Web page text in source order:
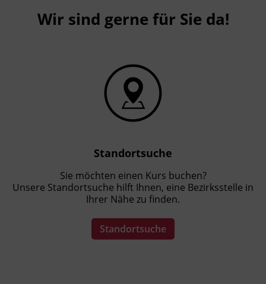
Wir sind gerne für Sie da!
Standortsuche
Sie möchten einen Kurs buchen?
Unsere Standortsuche hilft Ihnen, eine Bezirksstelle in
Ihrer Nähe zu finden.
Standortsuche